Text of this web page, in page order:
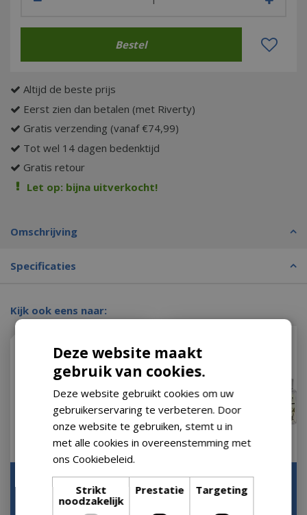
Altijd de beste prijs
Eerst zien dan betalen (met Riverty)
Gratis verzending (vanaf €74,99)
Tot wel 14 dagen bedenktijd
Gratis retour
Let op: bijna uitverkocht!
Omschrijving
Specificaties
Kijk ook eens naar:
Lampe Berger GLACON
TRANSPARENT
Let op: bijna uitverkocht!
Lampe Berger Giftset
Lolita Lempicka - Paars
Deze website maakt
gebruik van cookies.
Deze website gebruikt cookies om uw
gebruikerservaring te verbeteren. Door
onze website te gebruiken, stemt u in
met alle cookies in overeenstemming met
ons Cookiebeleid.
Strikt
noodzakelijk
Prestatie Targeting